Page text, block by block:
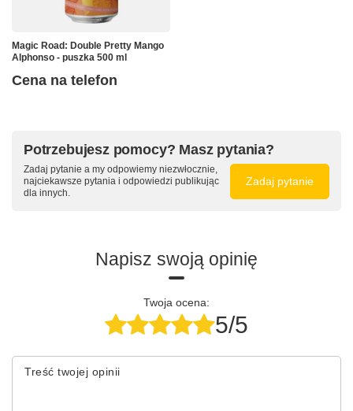
Magic Road: Double Pretty Mango
Alphonso - puszka 500 ml
Cena na telefon
Potrzebujesz pomocy? Masz pytania?
Zadaj pytanie a my odpowiemy niezwłocznie,
najciekawsze pytania i odpowiedzi publikując
dla innych.
Zadaj pytanie
Napisz swoją opinię
Twoja ocena:
5/5
Treść twojej opinii